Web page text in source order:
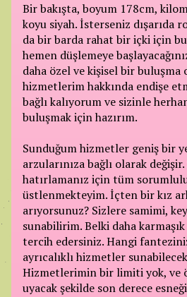
Bir bakışta, boyum 178cm,
koyu siyah. İsterseniz dışarıda
da bir barda rahat bir içki için
hemen düşlemeye
daha özel ve kişisel bir buluşma
hizmetlerim hakkında endişe
bağlı kalıyorum ve sizinle
buluşmak için hazırım.
Sunduğum hizmetler geniş bir
arzularınıza bağlı olarak
hatırlamanız için tüm
üstlenmekteyim. İçten bir kız
arıyorsunuz? Sizlere samimi,
sunabilirim. Belki daha
tercih edersiniz. Hangi
ayrıcalıklı hizmetler
Hizmetlerimin bir limiti yok, ve
uyacak şekilde son derece